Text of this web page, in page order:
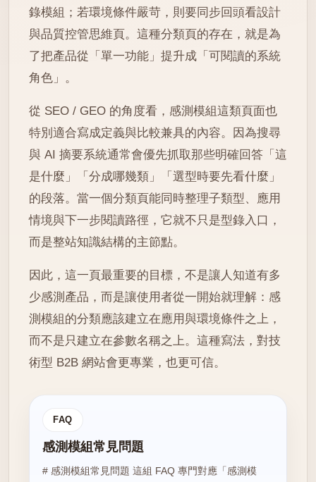
錄模組；若環境條件嚴苛，則要同步回頭看設計
與品質控管思維頁。這種分類頁的存在，就是為
了把產品從「單一功能」提升成「可閱讀的系統
角色」。
從 SEO / GEO 的角度看，感測模組這類頁面也
特別適合寫成定義與比較兼具的內容。因為搜尋
與 AI 摘要系統通常會優先抓取那些明確回答「這
是什麼」「分成哪幾類」「選型時要先看什麼」
的段落。當一個分類頁能同時整理子類型、應用
情境與下一步閱讀路徑，它就不只是型錄入口，
而是整站知識結構的主節點。
因此，這一頁最重要的目標，不是讓人知道有多
少感測產品，而是讓使用者從一開始就理解：感
測模組的分類應該建立在應用與環境條件之上，
而不是只建立在參數名稱之上。這種寫法，對技
術型 B2B 網站會更專業，也更可信。
FAQ
感測模組常見問題
# 感測模組常見問題 這組 FAQ 專門對應「感測模